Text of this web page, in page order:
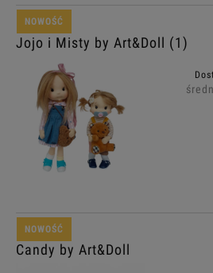
Jojo i Misty by Art&Doll (1)
NOWOŚĆ
Candy by Art&Doll
NOWOŚĆ